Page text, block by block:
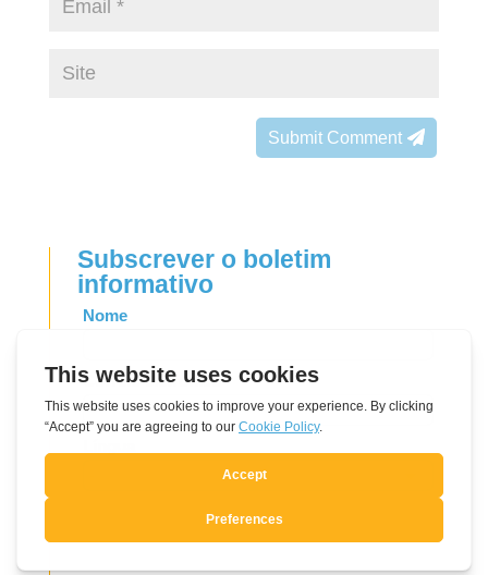
Submit Comment
Subscrever o boletim
informativo
Leave
blank
Nome
Correio eletrónico
Sim, quero registar-me